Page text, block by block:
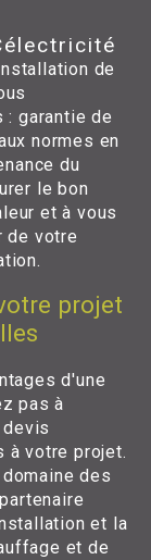
de
garantie de
normes en
du
le bon
et à vous
de votre
projet
d'une
pas à
à votre projet.
des
et la
et de